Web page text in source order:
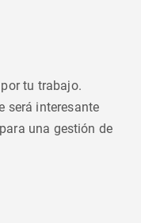
tu trabajo.
será interesante
una gestión de